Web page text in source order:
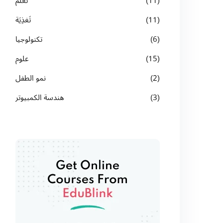
تَغذِيَة
(11)
تكنولوجيا
(6)
علوم
(15)
نمو الطفل
(2)
هندسة الكمبيوتر
(3)